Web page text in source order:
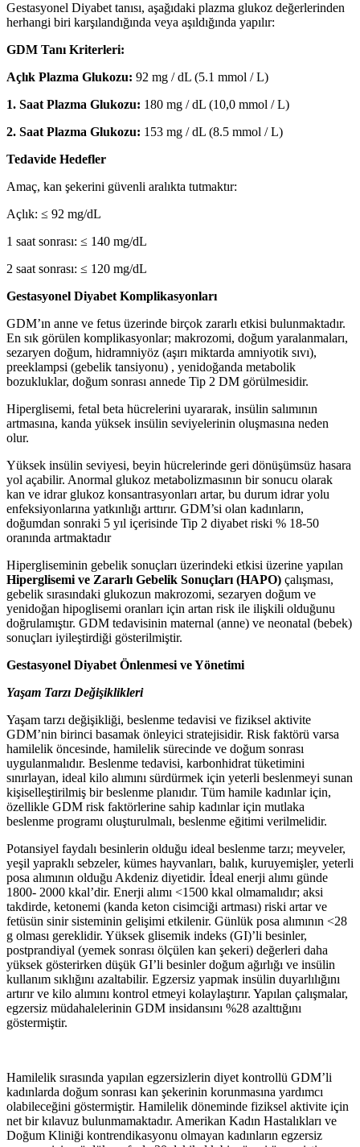
Gestasyonel Diyabet tanısı, aşağıdaki plazma glukoz değerlerinden
herhangi biri karşılandığında veya aşıldığında yapılır:
GDM Tanı Kriterleri:
Açlık Plazma Glukozu: 92 mg / dL (5.1 mmol / L)
1. Saat Plazma Glukozu: 180 mg / dL (10,0 mmol / L)
2. Saat Plazma Glukozu: 153 mg / dL (8.5 mmol / L)
Tedavide Hedefler
Amaç, kan şekerini güvenli aralıkta tutmaktır:
Açlık: ≤ 92 mg/dL
1 saat sonrası: ≤ 140 mg/dL
2 saat sonrası: ≤ 120 mg/dL
Gestasyonel Diyabet Komplikasyonları
GDM’ın anne ve fetus üzerinde birçok zararlı etkisi bulunmaktadır.
En sık görülen komplikasyonlar; makrozomi, doğum yaralanmaları,
sezaryen doğum, hidramniyöz (aşırı miktarda amniyotik sıvı),
preeklampsi (gebelik tansiyonu) , yenidoğanda metabolik
bozukluklar, doğum sonrası annede Tip 2 DM görülmesidir.
Hiperglisemi, fetal beta hücrelerini uyararak, insülin salımının
artmasına, kanda yüksek insülin seviyelerinin oluşmasına neden
olur.
Yüksek insülin seviyesi, beyin hücrelerinde geri dönüşümsüz hasara
yol açabilir. Anormal glukoz metabolizmasının bir sonucu olarak
kan ve idrar glukoz konsantrasyonları artar, bu durum idrar yolu
enfeksiyonlarına yatkınlığı arttırır. GDM’si olan kadınların,
doğumdan sonraki 5 yıl içerisinde Tip 2 diyabet riski % 18-50
oranında artmaktadır
Hipergliseminin gebelik sonuçları üzerindeki etkisi üzerine yapılan
Hiperglisemi ve Zararlı Gebelik Sonuçları (HAPO) çalışması,
gebelik sırasındaki glukozun makrozomi, sezaryen doğum ve
yenidoğan hipoglisemi oranları için artan risk ile ilişkili olduğunu
doğrulamıştır. GDM tedavisinin maternal (anne) ve neonatal (bebek)
sonuçları iyileştirdiği gösterilmiştir.
Gestasyonel Diyabet Önlenmesi ve Yönetimi
Yaşam Tarzı Değişiklikleri
Yaşam tarzı değişikliği, beslenme tedavisi ve fiziksel aktivite
GDM’nin birinci basamak önleyici stratejisidir. Risk faktörü varsa
hamilelik öncesinde, hamilelik sürecinde ve doğum sonrası
uygulanmalıdır. Beslenme tedavisi, karbonhidrat tüketimini
sınırlayan, ideal kilo alımını sürdürmek için yeterli beslenmeyi sunan
kişiselleştirilmiş bir beslenme planıdır. Tüm hamile kadınlar için,
özellikle GDM risk faktörlerine sahip kadınlar için mutlaka
beslenme programı oluşturulmalı, beslenme eğitimi verilmelidir.
Potansiyel faydalı besinlerin olduğu ideal beslenme tarzı; meyveler,
yeşil yapraklı sebzeler, kümes hayvanları, balık, kuruyemişler, yeterli
posa alımının olduğu Akdeniz diyetidir. İdeal enerji alımı günde
1800- 2000 kkal’dir. Enerji alımı <1500 kkal olmamalıdır; aksi
takdirde, ketonemi (kanda keton cisimciği artması) riski artar ve
fetüsün sinir sisteminin gelişimi etkilenir. Günlük posa alımının <28
g olması gereklidir. Yüksek glisemik indeks (GI)’li besinler,
postprandiyal (yemek sonrası ölçülen kan şekeri) değerleri daha
yüksek gösterirken düşük GI’li besinler doğum ağırlığı ve insülin
kullanım sıklığını azaltabilir. Egzersiz yapmak insülin duyarlılığını
artırır ve kilo alımını kontrol etmeyi kolaylaştırır. Yapılan çalışmalar,
egzersiz müdahalelerinin GDM insidansını %28 azalttığını
göstermiştir.
Hamilelik sırasında yapılan egzersizlerin diyet kontrollü GDM’li
kadınlarda doğum sonrası kan şekerinin korunmasına yardımcı
olabileceğini göstermiştir. Hamilelik döneminde fiziksel aktivite için
net bir kılavuz bulunmamaktadır. Amerikan Kadın Hastalıkları ve
Doğum Kliniği kontrendikasyonu olmayan kadınların egzersiz